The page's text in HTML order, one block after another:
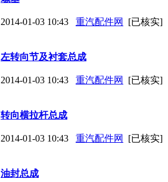
2014-01-03 10:43 重汽配件网 [已核实]
左转向节及衬套总成
2014-01-03 10:43 重汽配件网 [已核实]
转向横拉杆总成
2014-01-03 10:43 重汽配件网 [已核实]
油封总成